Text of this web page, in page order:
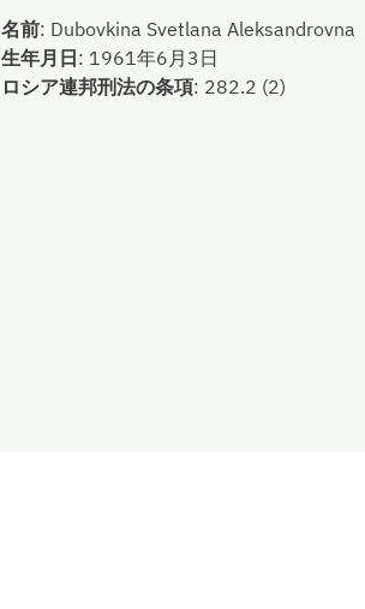
名前: Dubovkina Svetlana Aleksandrovna
生年月日: 1961年6月3日
ロシア連邦刑法の条項: 282.2 (2)